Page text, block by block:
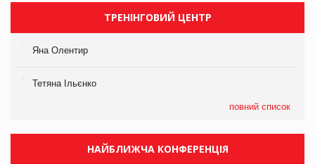
ТРЕНІНГОВИЙ ЦЕНТР
Яна Олентир
Тетяна Ільєнко
повний список
НАЙБЛИЖЧА КОНФЕРЕНЦІЯ